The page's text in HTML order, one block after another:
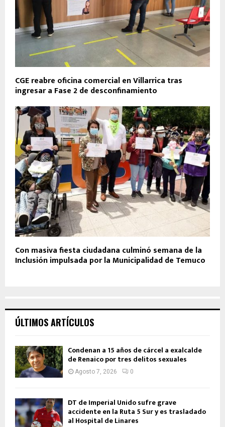
CGE reabre oficina comercial en Villarrica tras
ingresar a Fase 2 de desconfinamiento
Con masiva fiesta ciudadana culminó semana de la
Inclusión impulsada por la Municipalidad de Temuco
ÚLTIMOS ARTÍCULOS
Condenan a 15 años de cárcel a exalcalde
de Renaico por tres delitos sexuales
Agosto 7, 2026 0
DT de Imperial Unido sufre grave
accidente en la Ruta 5 Sur y es trasladado
al Hospital de Linares